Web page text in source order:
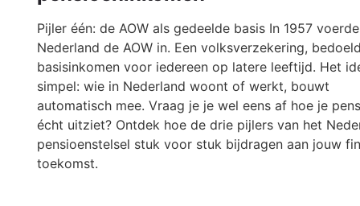
Pijler één: de AOW als gedeelde basis In 1957 voerde
Nederland de AOW in. Een volksverzekering,
basisinkomen voor iedereen op latere leeftijd. Het
simpel: wie in Nederland woont of werkt, bouwt
automatisch mee. Vraag je je wel eens af hoe je
écht uitziet? Ontdek hoe de drie pijlers van het
pensioenstelsel stuk voor stuk bijdragen aan jouw
toekomst.